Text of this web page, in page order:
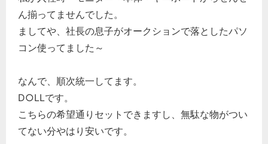
ん揃ってませんでした。
ましてや、社長の息子がオークションで落としたパソ
コン使ってました～
なんで、順次統一してます。
D○LLです。
こちらの希望通りセットできますし、無駄な物がつい
てない分やはり安いです。